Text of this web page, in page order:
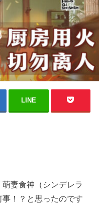
LINE
妻食神（シンデレラ
！？と思ったのです